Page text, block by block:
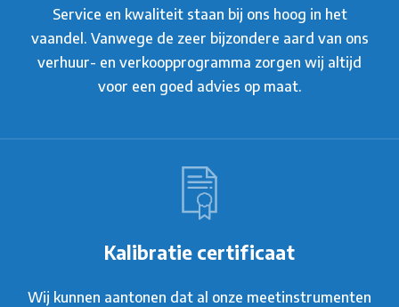
Service en kwaliteit staan bij ons hoog in het
vaandel. Vanwege de zeer bijzondere aard van ons
verhuur- en verkoopprogramma zorgen wij altijd
voor een goed advies op maat.
Kalibratie certificaat
Wij kunnen aantonen dat al onze meetinstrumenten